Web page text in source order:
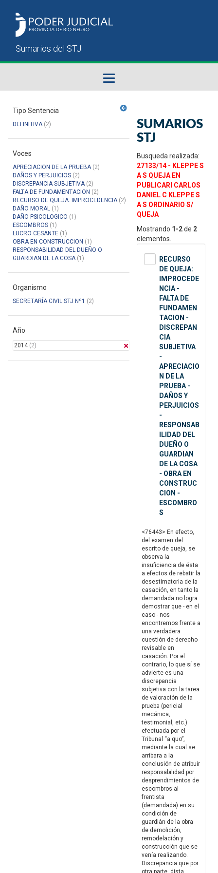
Sumarios del STJ
Manual del Usuario
Tipo Sentencia
DEFINITIVA(2)
Voces
APRECIACION DE LA PRUEBA(2)
DAÑOS Y PERJUICIOS (2)
DISCREPANCIA SUBJETIVA(2)
FALTA DE FUNDAMENTACION (2)
RECURSO DE QUEJA: IMPROCEDENCIA(2)
DAÑO MORAL (1)
DAÑO PSICOLOGICO (1)
ESCOMBROS (1)
LUCRO CESANTE (1)
OBRA EN CONSTRUCCION (1)
RESPONSABILIDAD DEL DUEÑO O
GUARDIAN DE LA COSA(1)
Organismo
SECRETARÍA CIVIL STJ Nº1 (2)
Año
2014(2)
SUMARIOS
STJ
Busqueda realizada:
27133/14 - KLEPPE S
A S QUEJA EN
PUBLICARI CARLOS
DANIEL C KLEPPE S
A S ORDINARIO S/
QUEJA
Mostrando 1-2de 2
elementos.
RECURSO
DE QUEJA:
IMPROCEDE
NCIA -
FALTA DE
FUNDAMEN
TACION -
DISCREPAN
CIA
SUBJETIVA
-
APRECIACIO
N DE LA
PRUEBA -
DAÑOS Y
PERJUICIOS
-
RESPONSAB
ILIDAD DEL
DUEÑO O
GUARDIAN
DE LA COSA
- OBRA EN
CONSTRUC
CION -
ESCOMBRO
S
<76443> En efecto,
del examen del
escrito de queja, se
observa la
insuficiencia de ésta
a efectos de rebatir la
desestimatoria de la
casación, en tanto la
demandada no logra
demostrar que - en el
caso - nos
encontremos frente a
una verdadera
cuestión de derecho
revisable en
casación. Por el
contrario, lo que sí se
advierte es una
discrepancia
subjetiva con la tarea
de valoración de la
prueba (pericial
mecánica,
testimonial, etc.)
efectuada por el
Tribunal “a quo”,
mediante la cual se
arribara a la
conclusión de atribuir
responsabilidad por
desprendimientos de
escombros al
frentista
(demandada) en su
condición de
guardián de la obra
de demolición,
remodelación y
construcción que se
venía realizando.
Discrepancia que por